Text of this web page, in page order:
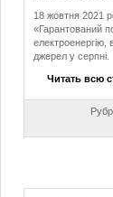
18 жовтня 2021
«Гарантований
електроенергію,
джерел у серпні.
Читать всю